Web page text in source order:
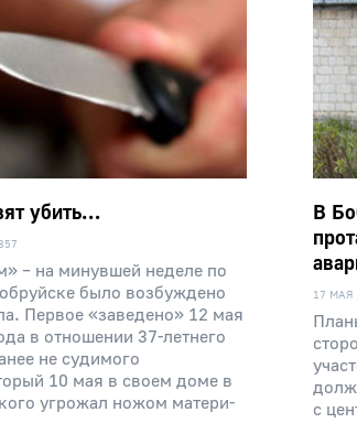
убить…
– на минувшей неделе по
было возбуждено
Первое «заведено» 12 мая
в отношении 37-летнего
не судимого
10 мая в своем доме в
угрожал ножом матери-
В
17 МАЯ
с